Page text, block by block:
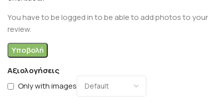
Αξιολογήσεις
Only with images
You have to be logged in to be able to add photos to your
review.